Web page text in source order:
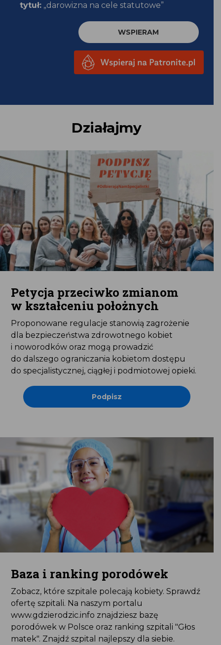
tytuł: „darowizna na cele statutowe”
WSPIERAM
Działajmy
Petycja przeciwko zmianom
w kształceniu położnych
Proponowane regulacje stanowią zagrożenie
dla bezpieczeństwa zdrowotnego kobiet
i noworodków oraz mogą prowadzić
do dalszego ograniczania kobietom dostępu
do specjalistycznej, ciągłej i podmiotowej opieki.
Podpisz
Baza i ranking porodówek
Zobacz, które szpitale polecają kobiety. Sprawdź
ofertę szpitali. Na naszym portalu
www.gdzierodzic.info znajdziesz bazę
porodówek w Polsce oraz ranking szpitali "Głos
matek". Znajdź szpital najlepszy dla siebie.